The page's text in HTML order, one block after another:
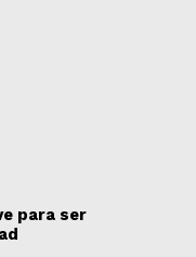
para ser